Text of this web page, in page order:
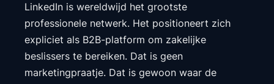
LinkedIn is wereldwijd het grootste
professionele netwerk. Het positioneert zich
expliciet als B2B-platform om zakelijke
beslissers te bereiken. Dat is geen
marketingpraatje. Dat is gewoon waar de